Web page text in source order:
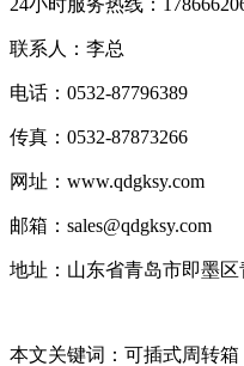
联系人：李总
电话：0532-87796389
传真：0532-87873266
网址：www.qdgksy.com
邮箱：sales@qdgksy.com
地址：山东省青岛市即墨
本文关键词：可插式周转箱